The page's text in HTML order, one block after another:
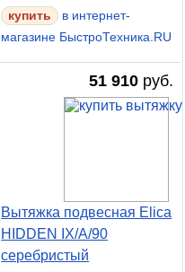
в интернет-
магазине БыстроТехника.RU
51 910 руб.
Вытяжка подвесная Elica
HIDDEN IX/A/90
серебристый